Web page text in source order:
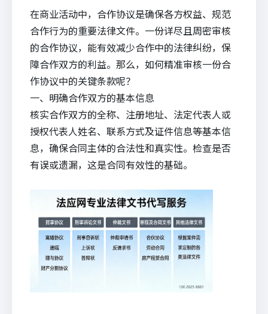
在商业活动中，合作协议是确保各方权益、规范
合作行为的重要法律文件。一份详尽且周密审核
的合作协议，能有效减少合作中的法律纠纷，保
障合作双方的利益。那么，如何精准审核一份合
作协议中的关键条款呢？
一、明确合作双方的基本信息
核实合作双方的全称、注册地址、法定代表人或
授权代表人姓名、联系方式及证件信息等基本信
息，确保合同主体的合法性和真实性。检查是否
有误或遗漏，这是合同有效性的基础。